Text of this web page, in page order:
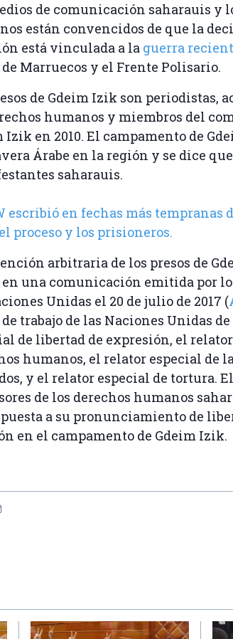
de comunicación saharauis y
están convencidos de que la
está vinculada a la guerra
Marruecos y el Frente Polisario.
de Gdeim Izik son periodistas,
humanos y miembros del
Izik en 2010. El campamento de
Árabe en la región y se dice
saharauis.
escribió en fechas más tempranas
proceso y los prisioneros.
arbitraria de los presos de
en una comunicación emitida por
Unidas el 20 de julio de 2017 (
trabajo de las Naciones Unidas
de libertad de expresión, el
humanos, el relator especial de
y el relator especial de tortura.
de los derechos humanos
a su pronunciamiento de
en el campamento de Gdeim Izik.